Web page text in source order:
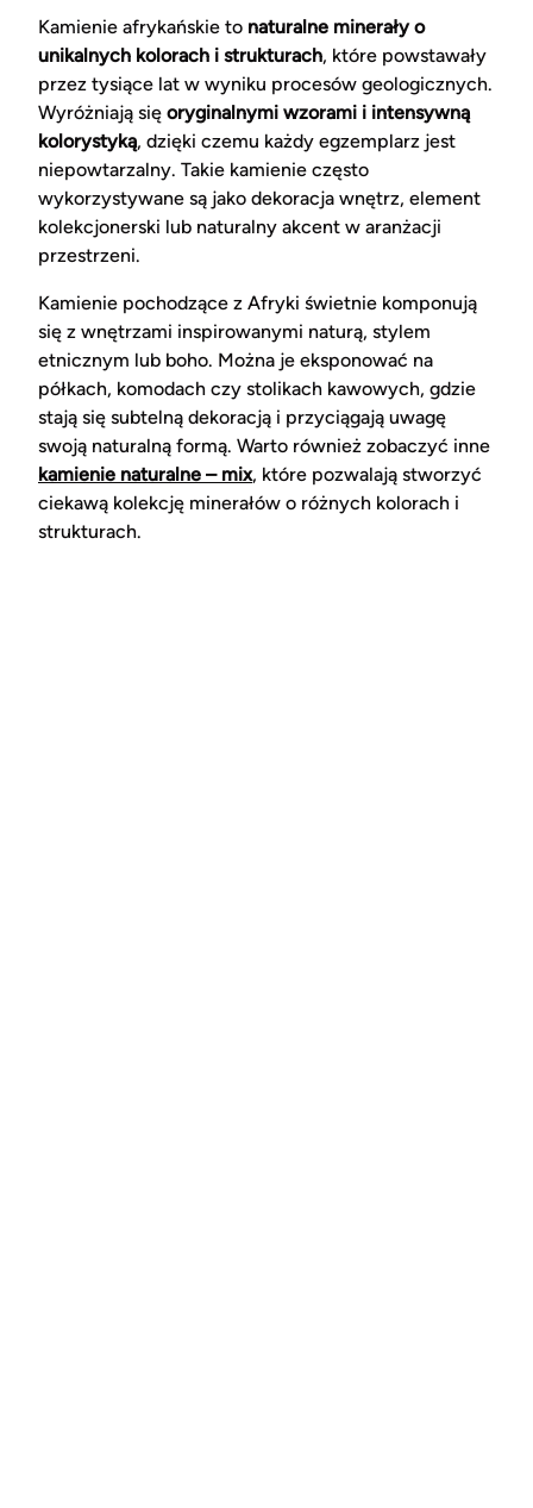
Kamienie afrykańskie to naturalne minerały o
unikalnych kolorach i strukturach, które powstawały
przez tysiące lat w wyniku procesów geologicznych.
Wyróżniają się oryginalnymi wzorami i intensywną
kolorystyką, dzięki czemu każdy egzemplarz jest
niepowtarzalny. Takie kamienie często
wykorzystywane są jako dekoracja wnętrz, element
kolekcjonerski lub naturalny akcent w aranżacji
przestrzeni.
Kamienie pochodzące z Afryki świetnie komponują
się z wnętrzami inspirowanymi naturą, stylem
etnicznym lub boho. Można je eksponować na
półkach, komodach czy stolikach kawowych, gdzie
stają się subtelną dekoracją i przyciągają uwagę
swoją naturalną formą. Warto również zobaczyć inne
kamienie naturalne – mix, które pozwalają stworzyć
ciekawą kolekcję minerałów o różnych kolorach i
strukturach.